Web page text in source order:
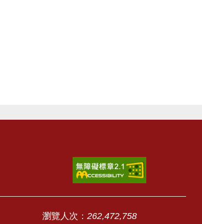
瀏覽人次： 262,472,758